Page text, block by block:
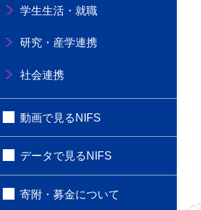
学生生活・就職
研究・産学連携
社会連携
動画で見るNIFS
データで見るNIFS
寄附・募金について